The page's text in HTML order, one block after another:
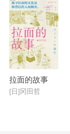
行家、电影
》特邀讲师，
”。 生于新加
后长期任
《快餐车》
主演的电影。
”系列、“蔡澜
。
拉面的故事
[日]冈田哲